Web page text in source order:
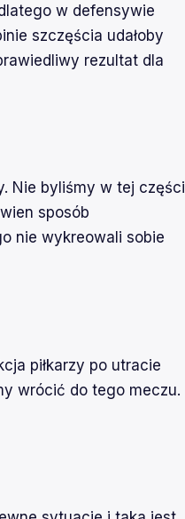
w defensywie
szczęścia udałoby
rezultat dla
Nie byliśmy w tej części
sposób
nie wykreowali sobie
piłkarzy po utracie
wrócić do tego meczu.